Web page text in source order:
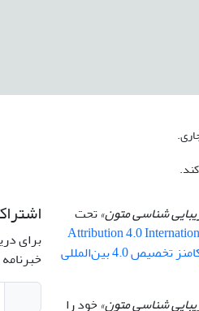
شناسی متون»تحت
Attribution 4.0
By 4.0 ) ( مجوز کریتیو کامنز تخصیص 4.0 بین‌المللی
شناسی متون»خود را
برای